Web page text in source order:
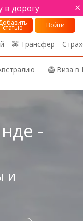
в дорогу ×
🚕 Трансфер
статью Войти
🥝 Виза
-
и